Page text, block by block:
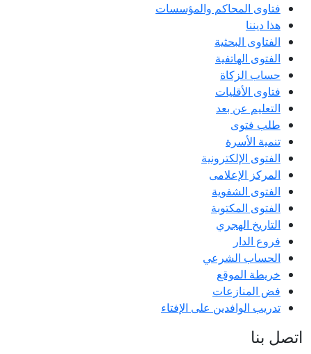
فتاوى المحاكم والمؤسسات
هذا ديننا
الفتاوى البحثية
الفتوى الهاتفية
حساب الزكاة
فتاوى الأقليات
التعليم عن بعد
طلب فتوى
تنمية الأسرة
الفتوى الإلكترونية
المركز الإعلامى
الفتوى الشفوية
الفتوى المكتوبة
التاريخ الهجري
فروع الدار
الحساب الشرعي
خريطة الموقع
فض المنازعات
تدريب الوافدين على الإفتاء
اتصل بنا